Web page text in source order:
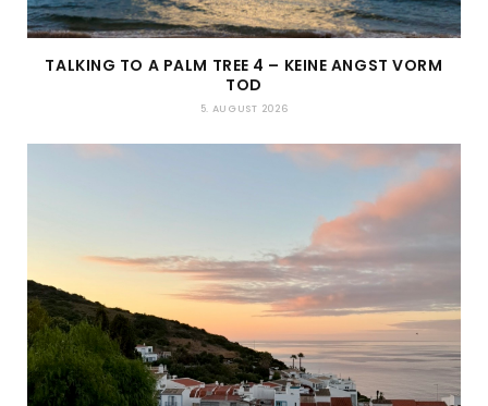
TALKING TO A PALM TREE 4 – KEINE ANGST VORM
TOD
5. AUGUST 2026